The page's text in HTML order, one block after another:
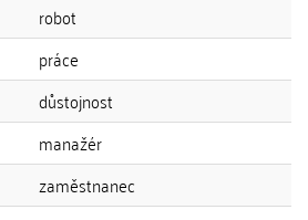
robot
práce
důstojnost
manažér
zaměstnanec